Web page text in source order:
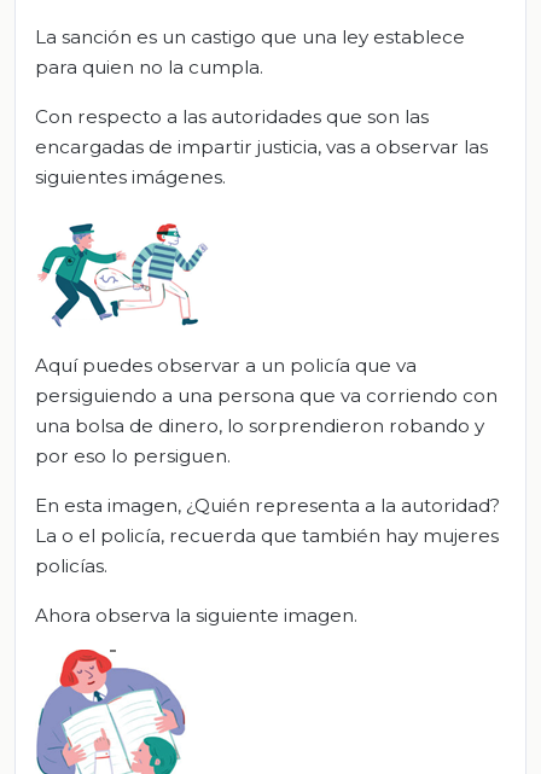
La sanción es un castigo que una ley establece
para quien no la cumpla.
Con respecto a las autoridades que son las
encargadas de impartir justicia, vas a observar las
siguientes imágenes.
Aquí puedes observar a un policía que va
persiguiendo a una persona que va corriendo con
una bolsa de dinero, lo sorprendieron robando y
por eso lo persiguen.
En esta imagen, ¿Quién representa a la autoridad?
La o el policía, recuerda que también hay mujeres
policías.
Ahora observa la siguiente imagen.